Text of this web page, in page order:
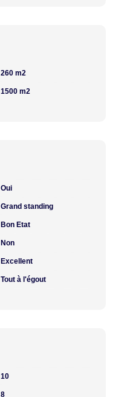
260 m2
1500 m2
Oui
Grand standing
Bon Etat
Non
Excellent
Tout à l'égout
10
8